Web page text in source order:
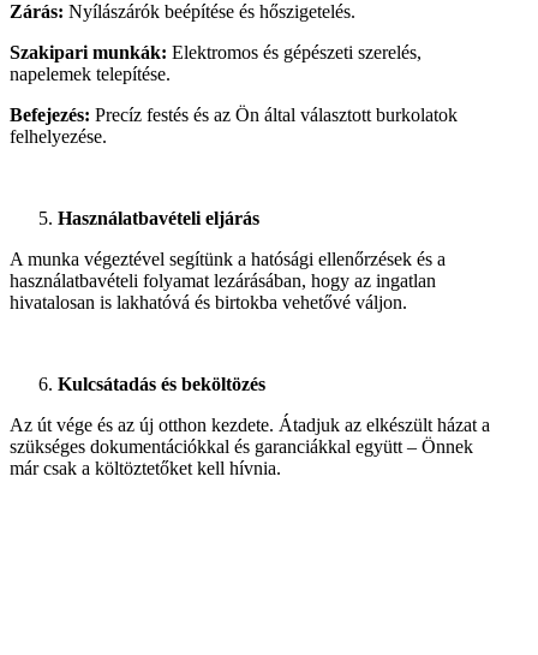
Zárás: Nyílászárók beépítése és hőszigetelés.
Szakipari munkák: Elektromos és gépészeti szerelés,
napelemek telepítése.
Befejezés: Precíz festés és az Ön által választott burkolatok
felhelyezése.
Használatbavételi eljárás
A munka végeztével segítünk a hatósági ellenőrzések és a
használatbavételi folyamat lezárásában, hogy az ingatlan
hivatalosan is lakhatóvá és birtokba vehetővé váljon.
Kulcsátadás és beköltözés
Az út vége és az új otthon kezdete. Átadjuk az elkészült házat a
szükséges dokumentációkkal és garanciákkal együtt – Önnek
már csak a költöztetőket kell hívnia.